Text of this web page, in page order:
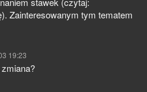
Zainteresowanym tym tematem
19:23